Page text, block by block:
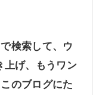
検索して、ウ
上げ、もうワン
のブログにた